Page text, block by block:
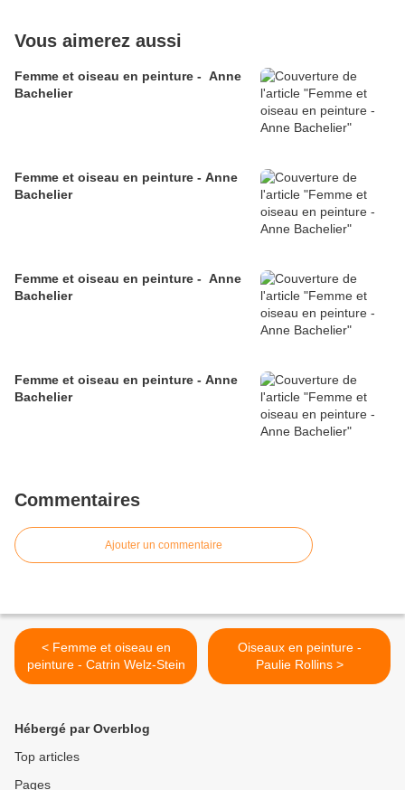
Vous aimerez aussi
Femme et oiseau en peinture - Anne
Bachelier
Femme et oiseau en peinture - Anne
Bachelier
Femme et oiseau en peinture - Anne
Bachelier
Femme et oiseau en peinture - Anne
Bachelier
Commentaires
Ajouter un commentaire
< Femme et oiseau en
peinture - Catrin Welz-Stein
Oiseaux en peinture -
Paulie Rollins >
Hébergé par Overblog
Top articles
Pages